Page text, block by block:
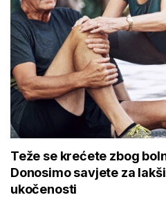
Teže se krećete zbog
Donosimo savjete za
ukočenosti